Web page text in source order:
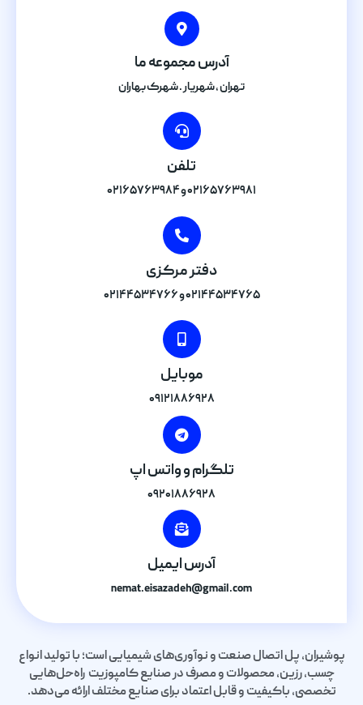
آدرس مجموعه ما
تهران , شهریار . شهرک بهاران
تلفن
۰۲۱۶۵۷۶۳۹۸۱ و ۰۲۱۶۵۷۶۳۹۸۴
دفتر مرکزی
۰۲۱۴۴۵۳۴۷۶۵ و ۰۲۱۴۴۵۳۴۷۶۶
موبایل
۰۹۱۲۱۸۸۶۹۲۸
تلگرام و واتس اپ
۰۹۲۰۱۸۸۶۹۲۸
آدرس ایمیل
nemat.eisazadeh@gmail.com
پوشیران، پل اتصال صنعت و نوآوری‌های شیمیایی است؛ با تولید انواع
چسب، رزین، محصولات و مصرف در صنایع کامپوزیت راه‌حل‌هایی
تخصصی، باکیفیت و قابل اعتماد برای صنایع مختلف ارائه می‌دهد.